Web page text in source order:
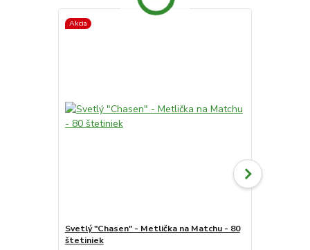
Akcia
Svetlý "Chasen" - Metlička na Matchu - 80
štetiniek